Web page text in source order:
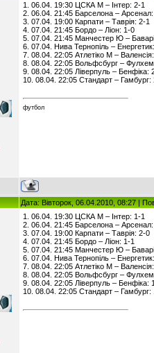
1. 06.04. 19:30 ЦСКА М – Інтер: 2-1
2. 06.04. 21:45 Барселона –
3. 07.04. 19:00 Карпати – Таврія: 2-1
4. 07.04. 21:45 Бордо – Ліон: 1-0
5. 07.04. 21:45 Манчестер Ю –
6. 07.04. Нива Тернопіль –
7. 08.04. 22:05 Атлетіко М –
8. 08.04. 22:05 Вольфсбург –
9. 08.04. 22:05 Ліверпуль – Бенфіка:
10. 08.04. 22:05 Стандарт – Гамбург:
футбол
Дата: Вівторок, 06.04.2010, 08:27 |
1. 06.04. 19:30 ЦСКА М – Інтер: 1-1
2. 06.04. 21:45 Барселона –
3. 07.04. 19:00 Карпати – Таврія: 2-0
4. 07.04. 21:45 Бордо – Ліон: 1-1
5. 07.04. 21:45 Манчестер Ю –
6. 07.04. Нива Тернопіль –
7. 08.04. 22:05 Атлетіко М –
8. 08.04. 22:05 Вольфсбург –
9. 08.04. 22:05 Ліверпуль – Бенфіка:
10. 08.04. 22:05 Стандарт – Гамбург: